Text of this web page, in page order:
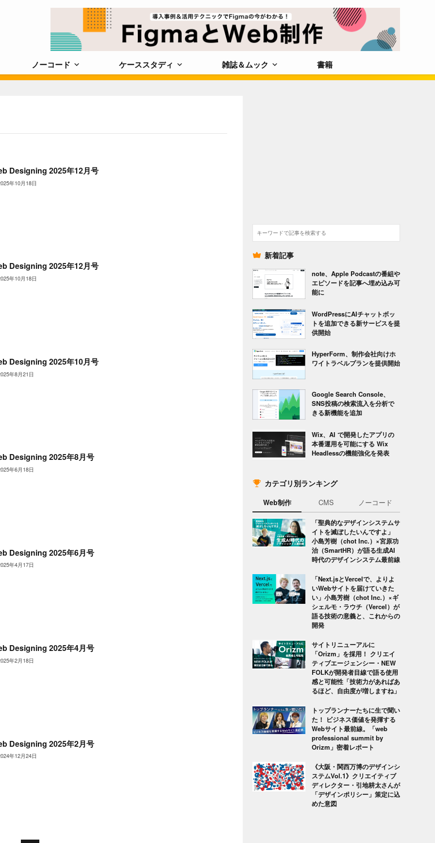
ノーコード ケーススタディ 雑誌＆ムック 書籍
Designing 2025年12月号
年10月18日
Designing 2025年12月号
年10月18日
Designing 2025年10月号
年8月21日
Designing 2025年8月号
年6月18日
Designing 2025年6月号
年4月17日
Designing 2025年4月号
年2月18日
Designing 2025年2月号
年12月24日
検
索
新着記事
note、Apple Podcastの番組や
エピソードを記事へ埋め込み可
能に
WordPressにAIチャットボッ
トを追加できる新サービスを提
供開始
HyperForm、制作会社向けホ
ワイトラベルプランを提供開始
Google Search Console、
SNS投稿の検索流入を分析で
きる新機能を追加
Wix、AI で開発したアプリの
本番運用を可能にする Wix
Headlessの機能強化を発表
カテゴリ別ランキング
Web制作 CMS ノーコード
「聖典的なデザインシステムサ
イトを滅ぼしたいんですよ」
小島芳樹（chot Inc.）×宮原功
治（SmartHR）が語る生成AI
時代のデザインシステム最前線
「Next.jsとVercelで、よりよ
いWebサイトを届けていきた
い」小島芳樹（chot Inc.）×ギ
シェルモ・ラウチ（Vercel）が
語る技術の意義と、これからの
開発
サイトリニューアルに
「Orizm」を採用！ クリエイ
ティブエージェンシー・NEW
FOLKが開発者目線で語る使用
感と可能性「技術力があればあ
るほど、自由度が増しますね」
トップランナーたちに生で聞い
た！ ビジネス価値を発揮する
Webサイト最前線。「web
professional summit by
Orizm」密着レポート
《大阪・関西万博のデザインシ
ステムVol.1》クリエイティブ
ディレクター・引地耕太さんが
「デザインポリシー」策定に込
めた意図